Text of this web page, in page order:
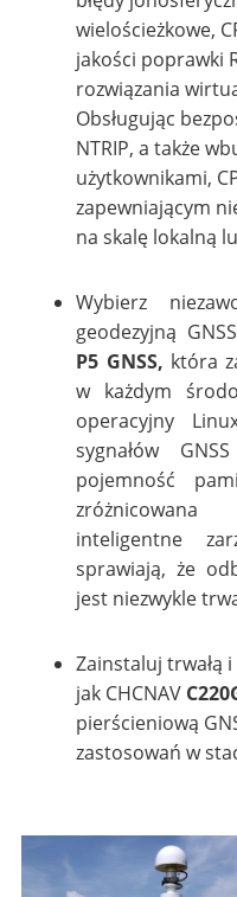
wielościeżkowe,
jakości poprawki
rozwiązania
Obsługując
NTRIP, a także
użytkownikami,
zapewniającym
na skalę lokalną
Wybierz
geodezyjną
P5 GNSS, która
w każdym
operacyjny
sygnałów
pojemność
inteligentne
sprawiają, że
jest niezwykle
Zainstaluj trwałą
jak CHCNAV
pierścieniową
zastosowań w